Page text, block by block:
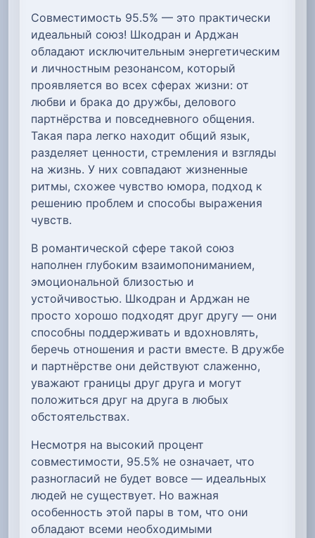
Совместимость 95.5% — это практически
идеальный союз! Шкодран и Арджан
обладают исключительным энергетическим
и личностным резонансом, который
проявляется во всех сферах жизни: от
любви и брака до дружбы, делового
партнёрства и повседневного общения.
Такая пара легко находит общий язык,
разделяет ценности, стремления и взгляды
на жизнь. У них совпадают жизненные
ритмы, схожее чувство юмора, подход к
решению проблем и способы выражения
чувств.
В романтической сфере такой союз
наполнен глубоким взаимопониманием,
эмоциональной близостью и
устойчивостью. Шкодран и Арджан не
просто хорошо подходят друг другу — они
способны поддерживать и вдохновлять,
беречь отношения и расти вместе. В дружбе
и партнёрстве они действуют слаженно,
уважают границы друг друга и могут
положиться друг на друга в любых
обстоятельствах.
Несмотря на высокий процент
совместимости, 95.5% не означает, что
разногласий не будет вовсе — идеальных
людей не существует. Но важная
особенность этой пары в том, что они
обладают всеми необходимыми